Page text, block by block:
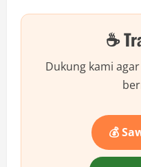
“Perubahan
Saldo
Ludes!
☕
Dukung kami
💰